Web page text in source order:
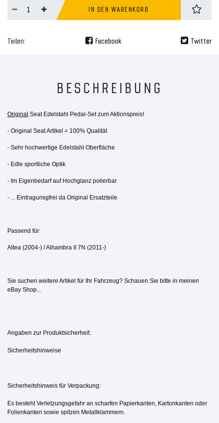
IN DEN WARENKORB
Teilen: Facebook Twitter
BESCHREIBUNG
Original Seat Edelstahl Pedal-Set zum Aktionspreis!
- Original Seat Artikel = 100% Qualität
- Sehr hochwertige Edelstahl Oberfläche
- Edle sportliche Optik
- Im Eigenbedarf auf Hochglanz polierbar
- ... Eintragunsgfrei da Original Ersatzteile
Passend für:
Altea (2004-) / Alhambra II 7N (2011-)
Sie suchen weitere Artikel für Ihr Fahrzeug? Schauen Sie bitte in meinen
eBay Shop...
Angaben zur Produktsicherheit:
Sicherheitshinweise
Sicherheitshinweis für Verpackung:
Es besteht Verletzungsgefahr an scharfen Papierkanten, Kartonkanten oder
Folienkanten sowie spitzen Metallklammern.